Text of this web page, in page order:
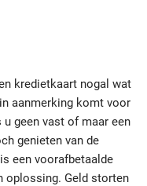
kredietkaart nogal wat
aanmerking komt voor
geen vast of maar een
genieten van de
een voorafbetaalde
oplossing. Geld storten